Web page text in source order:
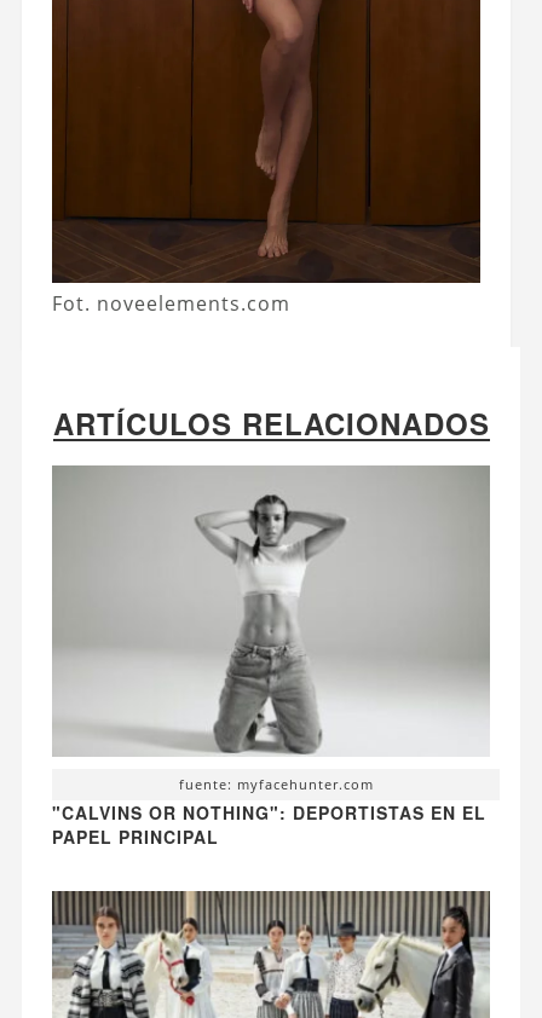
Fot. noveelements.com
ARTÍCULOS RELACIONADOS
fuente: myfacehunter.com
"CALVINS OR NOTHING": DEPORTISTAS EN EL
PAPEL PRINCIPAL